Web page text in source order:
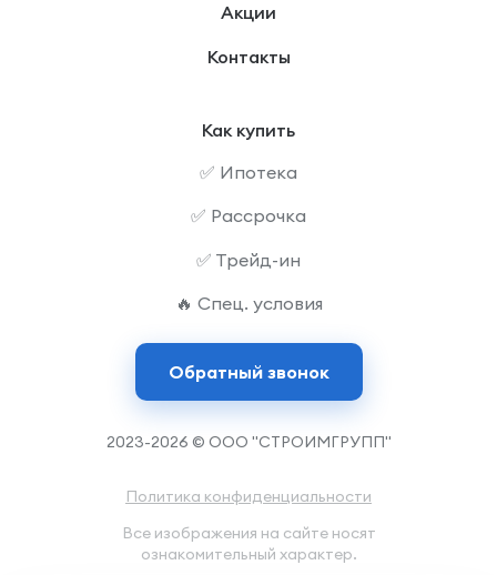
Акции
Контакты
Как купить
✅ Ипотека
✅ Рассрочка
✅ Трейд-ин
🔥 Спец. условия
Обратный звонок
2023-2026 © ООО "СТРОИМГРУПП"
Политика конфиденциальности
Все изображения на сайте носят
ознакомительный характер.